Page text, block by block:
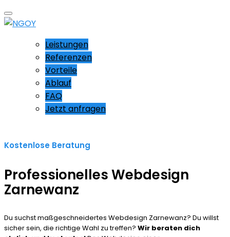
Leistungen
Referenzen
Vorteile
Ablauf
FAQ
Jetzt anfragen
Kostenlose Beratung
Professionelles Webdesign
Zarnewanz
Du suchst maßgeschneidertes Webdesign Zarnewanz? Du willst
sicher sein, die richtige Wahl zu treffen? Wir beraten dich